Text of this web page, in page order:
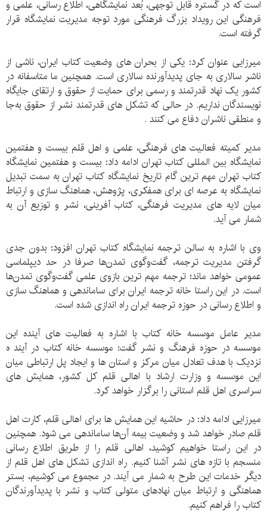
است که در گستره قابل توجهی، بُعد نمایشگاهی، اطلاع رسانی، علمی و
فرهنگی این رویداد بزرگ فرهنگی مورد توجه مدیریت نمایشگاه قرار
گرفته است.
میرزایی عنوان کرد: یکی از بحران های وضعیت کتاب ایران، ناشی از
ناشر سالاری به جای پدیدآورنده سالاری است. همچنین ما متاسفانه در
کشور یک نهاد قدرتمند و رسمی برای حمایت از حقوق و ارتقای جایگاه
نویسندگان نداریم. در حالی که تشکل های قدرتمند نشر از حقوق به‌جا
و منطقی ناشران دفاع می کنند .
مدیر کمیته فعالیت های فرهنگی، علمی و اهل قلم بیست و هفتمین
نمایشگاه بین المللی کتاب تهران ادامه داد: بیست و هفتمین نمایشگاه
کتاب تهران مهم ترین گام تاریخ نمایشگاه کتاب تهران به سمت تبدیل
نمایشگاه به عرصه ای برای همفکری، پژوهش، هماهنگ سازی و ارتباط
میان لایه های مدیریت فرهنگی، کتاب آفرینی، نشر و توزیع آن به
شمار می آید.
وی با اشاره به سالن ترجمه نمایشگاه کتاب تهران افزود: بدون جدی
گرفتن مدیریت ترجمه، گفت‌وگوی تمدن‌ها صرفا در حد دیپلماسی
عمومی خواهد ماند؛ ترجمه مهم ترین بازوی علمی گفت‌وگوی تمدن‌ها
است. در این راستا خانه ترجمه ایران برای ساماندهی و هماهنگ سازی
و اطلاع رسانی در حوزه ترجمه ایران راه اندازی شده است.
مدیر عامل موسسه خانه کتاب با اشاره به فعالیت های آینده این
موسسه در حوزه فرهنگ و نشر گفت: موسسه خانه کتاب در آیند ه
نزدیک با هدف تعادل میان مرکز و استان ها و ایجاد پل ارتباطی میان
این موسسه و وزارت ارشاد با اهالی قلم کل کشور، همایش های
سراسری اهل قلم استانی را برگزار خواهد کرد.
میرزایی ادامه داد: در حاشیه این همایش ها برای اهالی قلم، کارت اهل
قلم صادر خواهد شد و وضعیت بیمه آن‌ها ساماندهی می شود. همچنین
در این راستا خواهیم کوشید، اهالی قلم را از طریق اطلاع رسانی
منسجم با تازه های نشر آشنا کنیم. راه اندازی تشکل های اهل قلم از
دیگر خدمات این طرح به شمار می آیند. در مجموع می کوشیم، بستر
هماهنگی و ارتباط میان نهادهای متولی کتاب و نشر با پدیدآورندگان
کتاب را فراهم کنیم.